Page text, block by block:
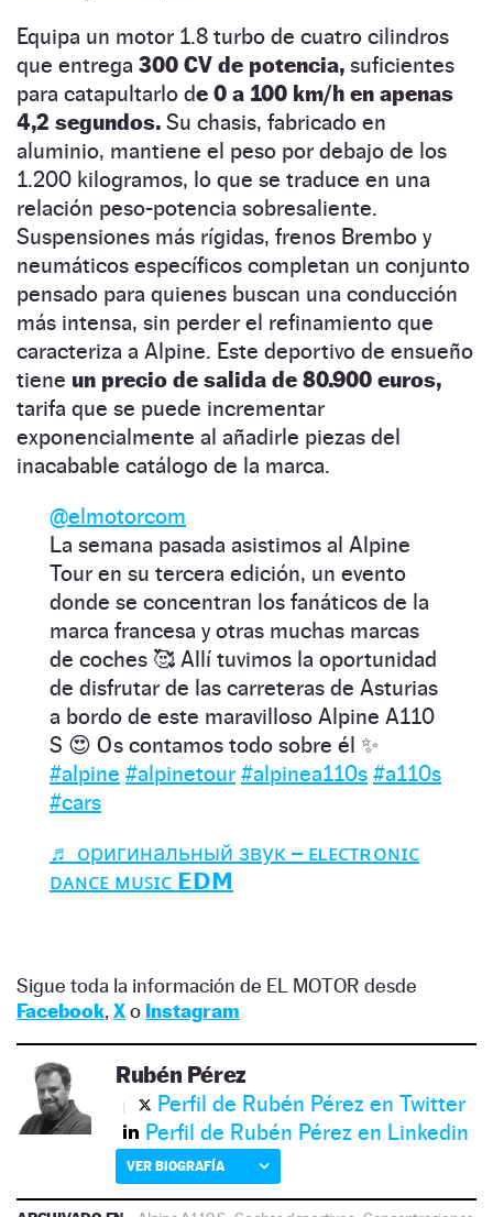
Equipa un motor 1.8 turbo de cuatro cilindros
que entrega 300 CV de potencia, suficientes
para catapultarlo de 0 a 100 km/h en apenas
4,2 segundos. Su chasis, fabricado en
aluminio, mantiene el peso por debajo de los
1.200 kilogramos, lo que se traduce en una
relación peso-potencia sobresaliente.
Suspensiones más rígidas, frenos Brembo y
neumáticos específicos completan un conjunto
pensado para quienes buscan una conducción
más intensa, sin perder el refinamiento que
caracteriza a Alpine. Este deportivo de ensueño
tiene un precio de salida de 80.900 euros,
tarifa que se puede incrementar
exponencialmente al añadirle piezas del
inacabable catálogo de la marca.
@elmotorcom
La semana pasada asistimos al Alpine
Tour en su tercera edición, un evento
donde se concentran los fanáticos de la
marca francesa y otras muchas marcas
de coches 🥰 Allí tuvimos la oportunidad
de disfrutar de las carreteras de Asturias
a bordo de este maravilloso Alpine A110
S 😍 Os contamos todo sobre él ✨
#alpine #alpinetour #alpinea110s #a110s
#cars
♬ оригинальный звук – ᴇʟᴇᴄᴛʀᴏɴɪᴄ
ᴅᴀɴᴄᴇ ᴍᴜꜱɪᴄ 𝗘𝗗𝗠
Sigue toda la información de EL MOTOR desde
Facebook, Xo Instagram
Rubén Pérez
Perfil de Rubén Pérez en Twitter
Perfil de Rubén Pérez en Linkedin
VER BIOGRAFÍA